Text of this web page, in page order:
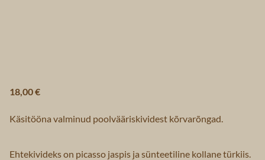
18,00 €
Käsitööna valminud poolvääriskividest kõrvarõngad.
Ehtekivideks on picasso jaspis ja sünteetiline kollane türkiis.